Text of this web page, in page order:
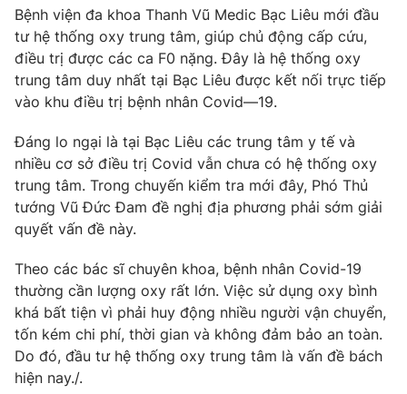
Thế giới đó đây
Câu chuyện quốc tế
Tài chính
Thị trường
Góc doanh nghiệp
Dữ liệu và đời sống
Truyền hình
Phim VTV
Hậu trường
Nhân vật
Giải sao mai
Giải trí
Điện ảnh
Âm nhạc
Sao
Đời sống
Du lịch
Làm đẹp
Chất lượng cuộc sống
Giáo dục
Tuyển sinh
Học trực tuyến
Công nghệ
Hitech Công nghệ tương lai
Sản phẩm
Giao lưu trực tuyến
Bệnh viện đa khoa Thanh Vũ Medic Bạc Liêu mới đầu
tư hệ thống oxy trung tâm, giúp chủ động cấp cứu,
điều trị được các ca F0 nặng. Đây là hệ thống oxy
trung tâm duy nhất tại Bạc Liêu được kết nối trực tiếp
vào khu điều trị bệnh nhân Covid—19.
Đáng lo ngại là tại Bạc Liêu các trung tâm y tế và
nhiều cơ sở điều trị Covid vẫn chưa có hệ thống oxy
trung tâm. Trong chuyến kiểm tra mới đây, Phó Thủ
tướng Vũ Đức Đam đề nghị địa phương phải sớm giải
quyết vấn đề này.
Theo các bác sĩ chuyên khoa, bệnh nhân Covid-19
thường cần lượng oxy rất lớn. Việc sử dụng oxy bình
khá bất tiện vì phải huy động nhiều người vận chuyển,
tốn kém chi phí, thời gian và không đảm bảo an toàn.
Do đó, đầu tư hệ thống oxy trung tâm là vấn đề bách
hiện nay./.